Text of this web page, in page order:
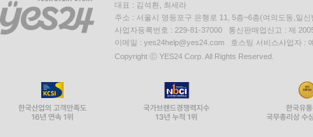
대표 : 김석환, 최세라
주소 : 서울시 영등포구 은행로 11, 5층~6층(여의도동,일신
사업자등록번호 : 229-81-37000 통신판매업신고 : 제
이메일 : yes24help@yes24.com 호스팅 서비스사업자 :
Copyright ⓒ YES24 Corp. All Rights Reserved.